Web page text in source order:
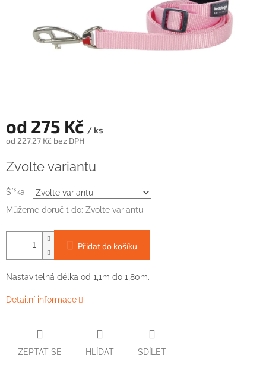
od 275 Kč / ks
od 227,27 Kč bez DPH
cena:
Zvolte variantu
Šířka
Můžeme doručit do: Zvolte variantu
Přidat do košíku
Nastavitelná délka od 1,1m do 1,80m.
Detailní informace
ZEPTAT SE HLÍDAT SDÍLET